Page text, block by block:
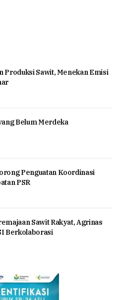
Produksi Sawit, Menekan Emisi
Belum Merdeka
Penguatan Koordinasi
PSR
Sawit Rakyat, Agrinas
Berkolaborasi